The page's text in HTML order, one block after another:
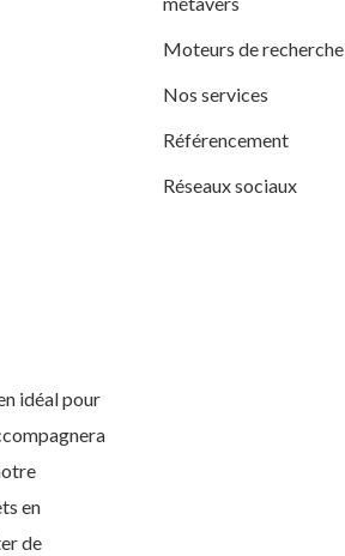
idéal pour
en
de
Moteurs de recherche
Nos services
Référencement
Réseaux sociaux